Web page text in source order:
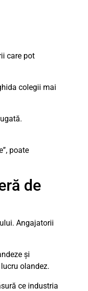
care pot
colegii mai
poate
de
Angajatorii
și
olandez.
ce industria